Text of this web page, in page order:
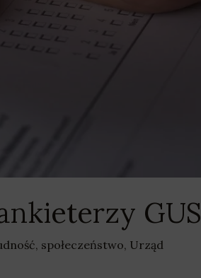
GUS
, społeczeństwo, Urząd